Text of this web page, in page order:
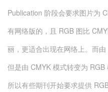
Publication 阶段会要求图片为
有网络版的，且 RGB 图比
丽，更适合出现在网络上。而
但是由 CMYK 模式转变为 RGB
所以有些期刊开始要求提供